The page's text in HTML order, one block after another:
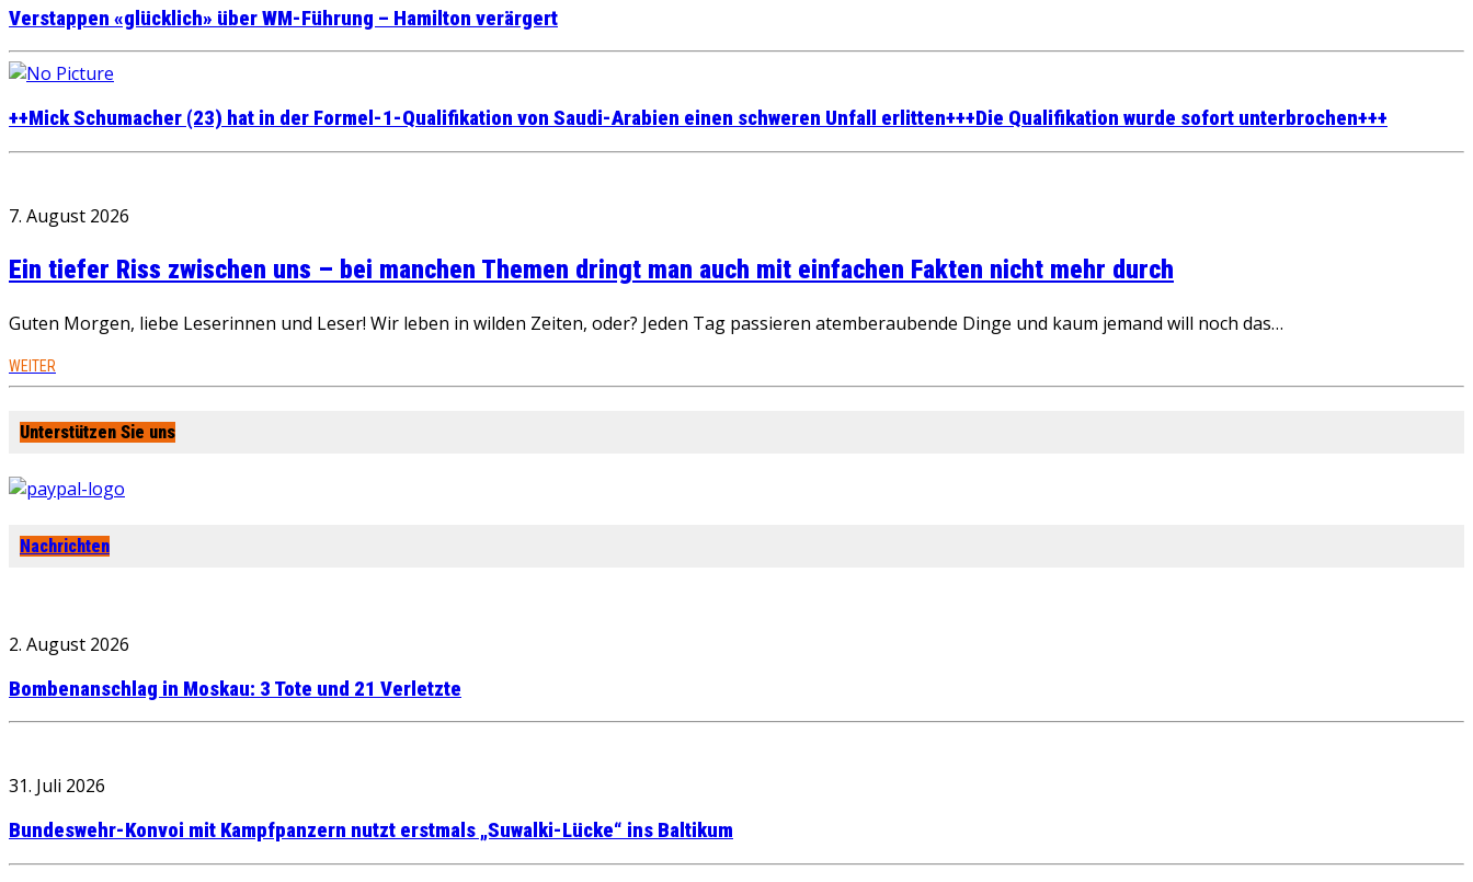
Verstappen «glücklich» über WM-Führung – Hamilton verärgert
++Mick Schumacher (23) hat in der Formel-1-Qualifikation von Saudi-Arabien einen schweren Unfall erlitten+++Die Qualifikation wurde sofort unterbrochen+++
7. August 2026
Ein tiefer Riss zwischen uns – bei manchen Themen dringt man auch mit einfachen Fakten nicht mehr durch
Guten Morgen, liebe Leserinnen und Leser! Wir leben in wilden Zeiten, oder? Jeden Tag passieren atemberaubende Dinge und kaum jemand will noch das…
WEITER
Unterstützen Sie uns
Nachrichten
2. August 2026
Bombenanschlag in Moskau: 3 Tote und 21 Verletzte
31. Juli 2026
Bundeswehr-Konvoi mit Kampfpanzern nutzt erstmals „Suwalki-Lücke“ ins Baltikum